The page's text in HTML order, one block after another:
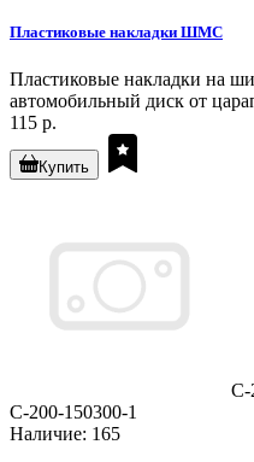
Пластиковые накладки ШМС
Пластиковые накладки на
автомобильный диск от
115 р.
Купить
C-
C-200-150300-1
Наличие: 165